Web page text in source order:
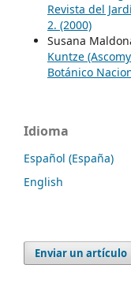
Revista del
2. (2000)
Susana
Kuntze
Botánico
Idioma
Español (España)
English
Enviar un artículo